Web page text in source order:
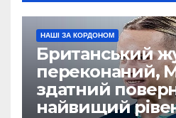
НАШІ ЗА КОРДОНОМ
Британський
переконаний,
здатний
найвищий